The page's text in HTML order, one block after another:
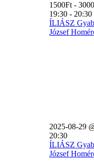
1500Ft -
19:30 - 20:30
ÍLIÁSZ
József
2025-08-29
20:30
ÍLIÁSZ
József